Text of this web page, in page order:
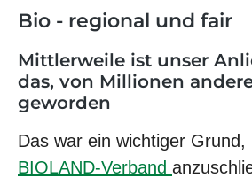
Bio - regional und fair
Mittlerweile ist unser
das, von Millionen
geworden
Das war ein wichtiger Grund,
BIOLAND-Verband